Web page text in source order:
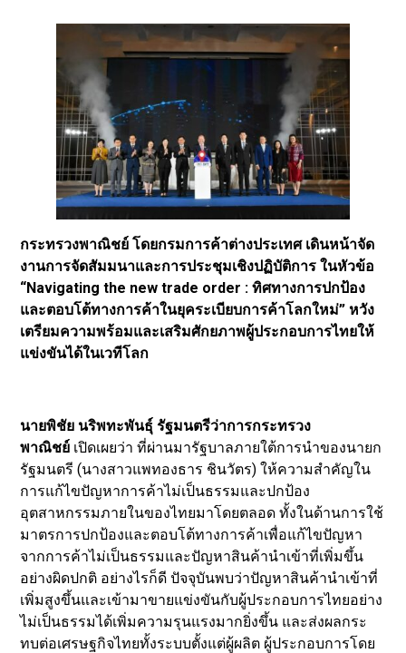
กระทรวงพาณิชย์ โดยกรมการค้าต่างประเทศ เดินหน้าจัด
งานการจัดสัมมนาและการประชุมเชิงปฏิบัติการ ในหัวข้อ
“Navigating the new trade order : ทิศทางการปกป้อง
และตอบโต้ทางการค้าในยุคระเบียบการค้าโลกใหม่” หวัง
เตรียมความพร้อมและเสริมศักยภาพผู้ประกอบการไทยให้
แข่งขันได้ในเวทีโลก
นายพิชัย นริพทะพันธุ์ รัฐมนตรีว่าการกระทรวง
พาณิชย์ เปิดเผยว่า ที่ผ่านมารัฐบาลภายใต้การนำของนายก
รัฐมนตรี (นางสาวแพทองธาร ชินวัตร) ให้ความสำคัญใน
การแก้ไขปัญหาการค้าไม่เป็นธรรมและปกป้อง
อุตสาหกรรมภายในของไทยมาโดยตลอด ทั้งในด้านการใช้
มาตรการปกป้องและตอบโต้ทางการค้าเพื่อแก้ไขปัญหา
จากการค้าไม่เป็นธรรมและปัญหาสินค้านำเข้าที่เพิ่มขึ้น
อย่างผิดปกติ อย่างไรก็ดี ปัจจุบันพบว่าปัญหาสินค้านำเข้าที่
เพิ่มสูงขึ้นและเข้ามาขายแข่งขันกับผู้ประกอบการไทยอย่าง
ไม่เป็นธรรมได้เพิ่มความรุนแรงมากยิ่งขึ้น และส่งผลกระ
ทบต่อเศรษฐกิจไทยทั้งระบบตั้งแต่ผู้ผลิต ผู้ประกอบการโดย